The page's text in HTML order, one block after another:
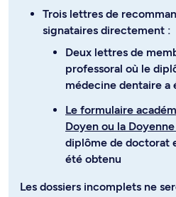
Trois lettres de
signataires directement :
Deux lettres de
professoral où le
médecine dentaire a
Le formulaire
Doyen ou la Doyenne
diplôme de doctorat
été obtenu
Les dossiers incomplets ne